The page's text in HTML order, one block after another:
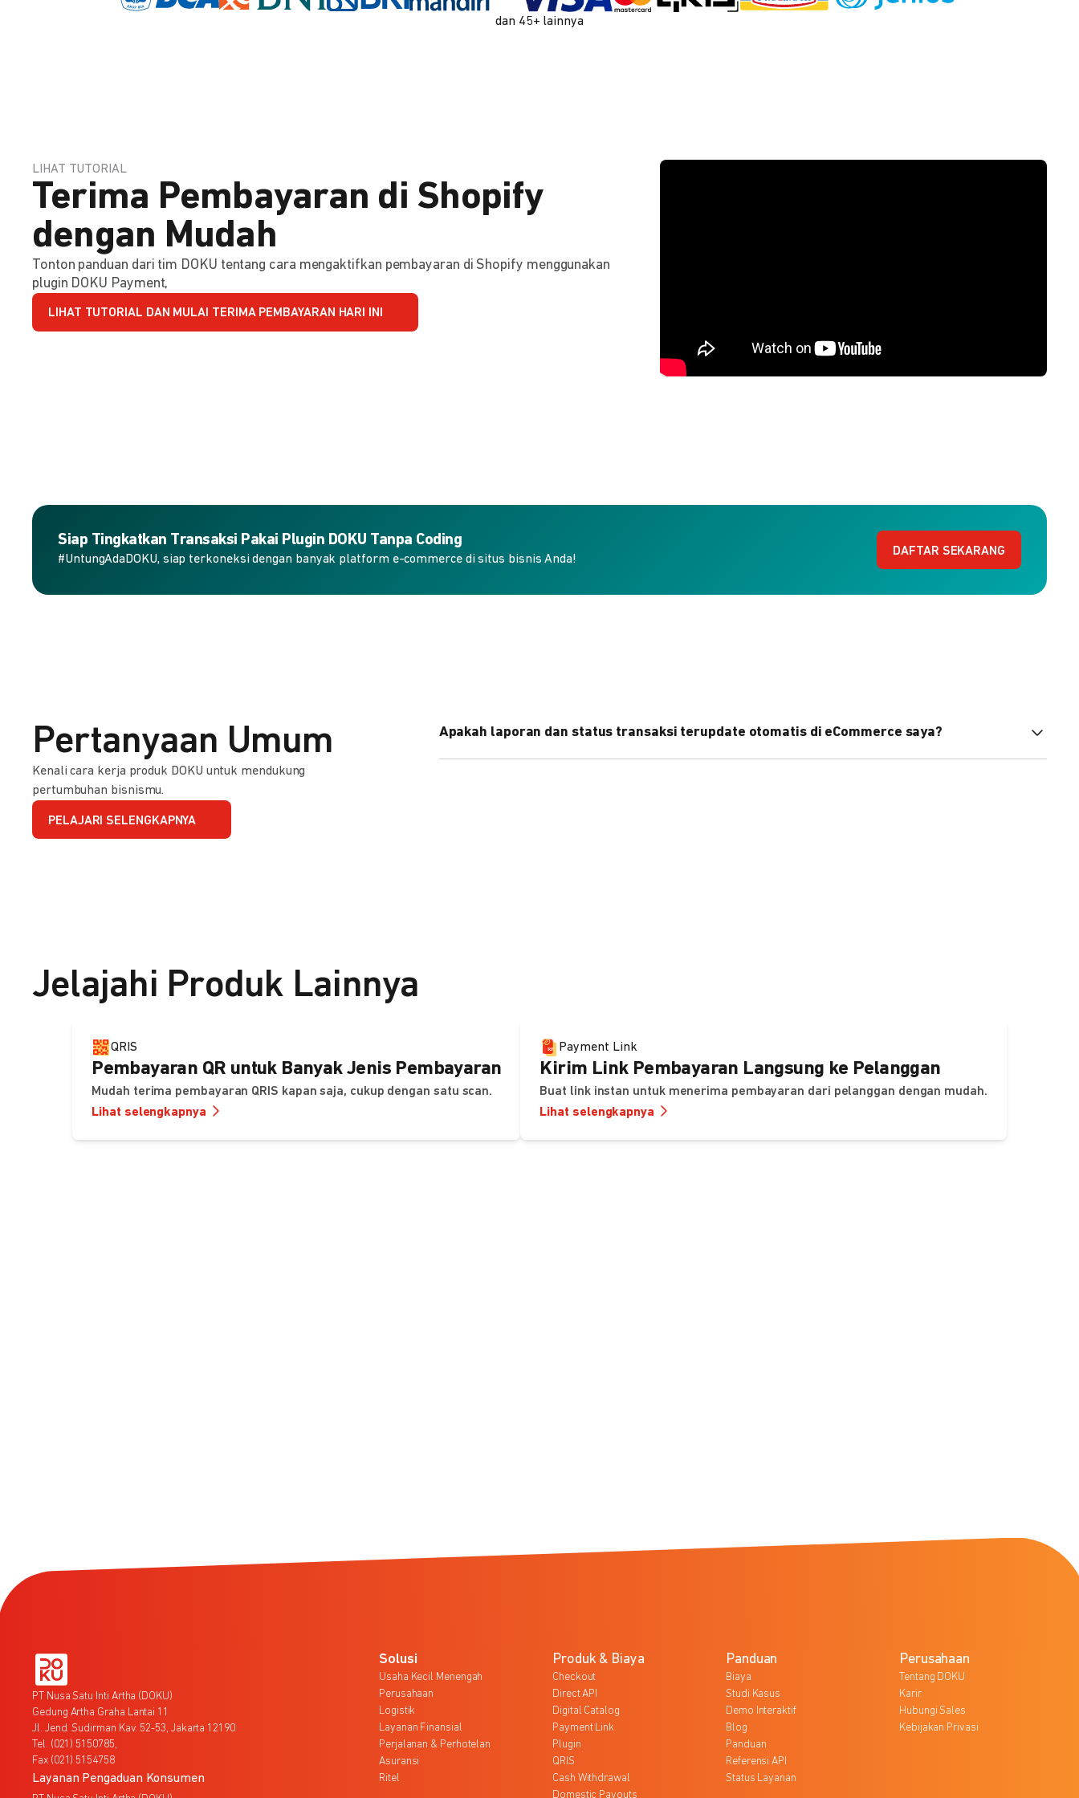
dan 45+ lainnya
LIHAT TUTORIAL
Terima Pembayaran di Shopify
dengan Mudah
Tonton panduan dari tim DOKU tentang cara mengaktifkan pembayaran di Shopify menggunakan
plugin DOKU Payment,
LIHAT TUTORIAL DAN MULAI TERIMA PEMBAYARAN HARI INI
Siap Tingkatkan Transaksi Pakai Plugin DOKU Tanpa Coding
#UntungAdaDOKU, siap terkoneksi dengan banyak platform e-commerce di situs bisnis Anda!
DAFTAR SEKARANG
Pertanyaan Umum
Kenali cara kerja produk DOKU untuk mendukung
pertumbuhan bisnismu.
PELAJARI SELENGKAPNYA
Apakah laporan dan status transaksi terupdate otomatis di eCommerce saya?
Jelajahi Produk Lainnya
QRIS
Pembayaran QR untuk Banyak Jenis Pembayaran
Mudah terima pembayaran QRIS kapan saja, cukup dengan satu scan.
Lihat selengkapnya
Payment Link
Kirim Link Pembayaran Langsung ke Pelanggan
Buat link instan untuk menerima pembayaran dari pelanggan dengan mudah.
Lihat selengkapnya
PT Nusa Satu Inti Artha (DOKU)
Gedung Artha Graha Lantai 11
Jl. Jend. Sudirman Kav. 52-53, Jakarta 12190
Tel. (021) 5150785,
Fax (021) 5154758
Layanan Pengaduan Konsumen
Solusi
Usaha Kecil Menengah
Perusahaan
Logistik
Layanan Finansial
Perjalanan & Perhotelan
Asuransi
Ritel
Produk & Biaya
Checkout
Direct API
Digital Catalog
Payment Link
Plugin
QRIS
Cash Withdrawal
Domestic Payouts
Panduan
Biaya
Studi Kasus
Demo Interaktif
Blog
Panduan
Referensi API
Status Layanan
Perusahaan
Tentang DOKU
Karir
Hubungi Sales
Kebijakan Privasi